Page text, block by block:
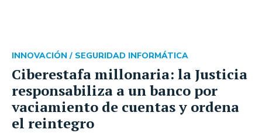
Ciberestafa millonaria: la Justicia
responsabiliza a un banco por
vaciamiento de cuentas y ordena
el reintegro
INNOVACIÓN / SEGURIDAD INFORMÁTICA